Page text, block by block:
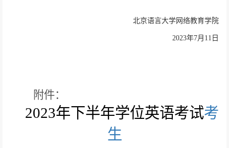
北京语言大学网络教育学院
2023年7月 11 日
附件：
2023年下半年学位英语考试考
生